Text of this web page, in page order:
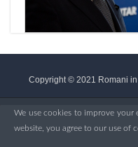
Copyright © 2021 Romani
We use cookies to improve your
website, you agree to our use of